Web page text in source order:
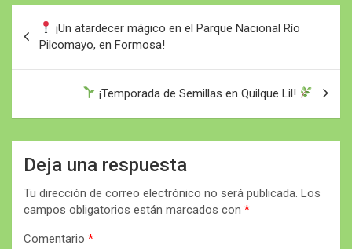
Navegación
de
entradas
¡Un atardecer mágico en el Parque Nacional Río
Pilcomayo, en Formosa!
¡Temporada de Semillas en Quilque Lil!
Deja una respuesta
Tu dirección de correo electrónico no será publicada. Los
campos obligatorios están marcados con *
Comentario *